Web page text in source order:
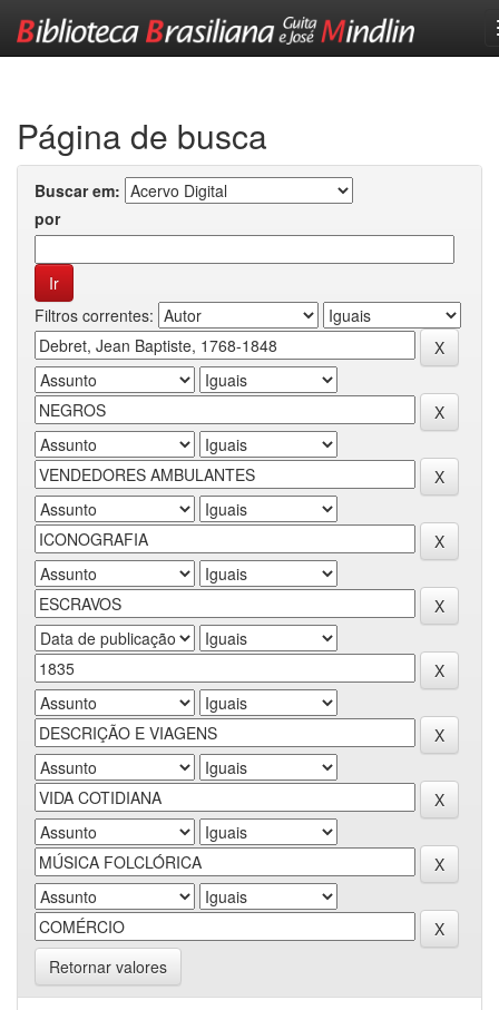
Página de busca
Buscar em:
por
Filtros correntes:
Retornar valores